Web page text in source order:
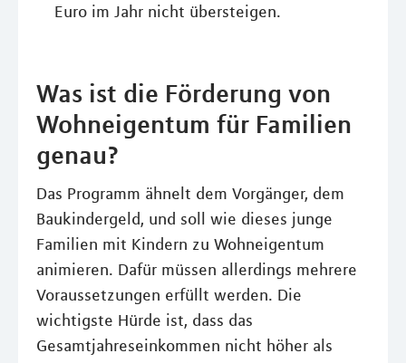
Euro im Jahr nicht übersteigen.
Was ist die Förderung von
Wohneigentum für Familien
genau?
Das Programm ähnelt dem Vorgänger, dem
Baukindergeld, und soll wie dieses junge
Familien mit Kindern zu Wohneigentum
animieren. Dafür müssen allerdings mehrere
Voraussetzungen erfüllt werden. Die
wichtigste Hürde ist, dass das
Gesamtjahreseinkommen nicht höher als